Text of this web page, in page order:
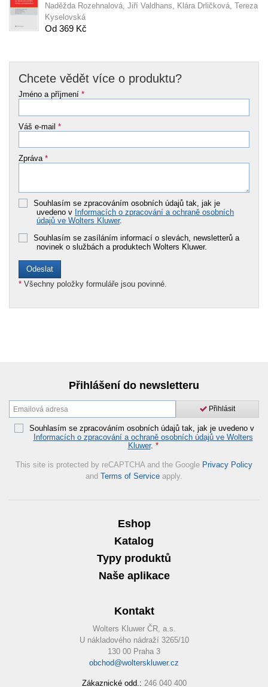
Naděžda Rozehnalová, Jiří Valdhans, Klára Drličková, Tereza
Kyselovská
Od 369 Kč
Chcete vědět více o produktu?
Jméno a příjmení *
Váš e-mail *
Zpráva *
Souhlasím se zpracováním osobních údajů tak, jak je
uvedeno v Informacích o zpracování a ochraně osobních
údajů ve Wolters Kluwer.
Souhlasím se zasíláním informací o slevách, newsletterů a
novinek o službách a produktech Wolters Kluwer.
* Všechny položky formuláře jsou povinné.
Přihlášení do newsletteru
Přihlásit
Souhlasím se zpracováním osobních údajů tak, jak je uvedeno v
Informacích o zpracování a ochraně osobních údajů ve Wolters
Kluwer. *
This site is protected by reCAPTCHA and the Google Privacy Policy
and Terms of Service apply.
Eshop
Katalog
Typy produktů
Naše aplikace
Kontakt
Wolters Kluwer ČR, a.s.
U nákladového nádraží 3265/10
130 00 Praha 3
obchod@wolterskluwer.cz
Zákaznické odd.: 246 040 400